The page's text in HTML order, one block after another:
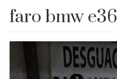
faro bmw e36